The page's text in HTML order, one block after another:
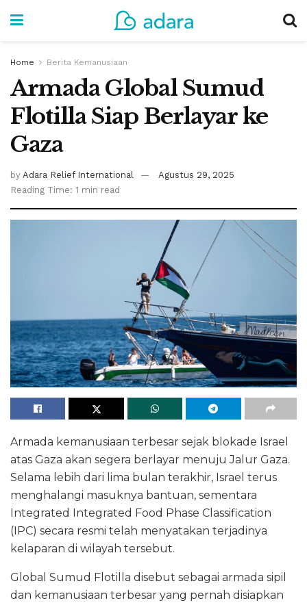
Home Berita Kemanusiaan
Armada Global Sumud
Flotilla Siap Berlayar ke
Gaza
by Adara Relief International
Agustus 29, 2025
Reading Time: 1 min read
Armada kemanusiaan terbesar sejak blokade Israel
atas Gaza akan segera berlayar menuju Jalur Gaza.
Selama lebih dari lima bulan terakhir, Israel terus
menghalangi masuknya bantuan, sementara
Integrated Integrated Food Phase Classification
(IPC) secara resmi telah menyatakan terjadinya
kelaparan di wilayah tersebut.
Global Sumud Flotilla disebut sebagai armada sipil
dan kemanusiaan terbesar yang pernah disiapkan